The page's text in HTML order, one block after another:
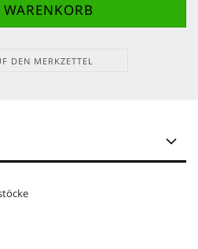
DEN MERKZETTEL